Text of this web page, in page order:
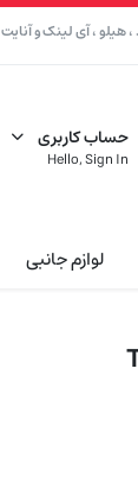
، آی لینک و آنایت
حساب کاربری
Hello, Sign In
لوازم جانبی